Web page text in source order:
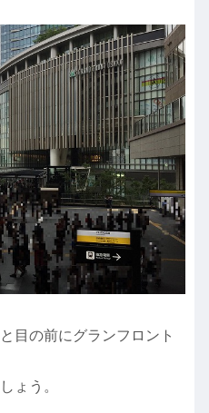
目の前にグランフロント
ょう。